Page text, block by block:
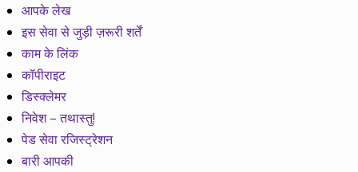
आपके लेख
इस सेवा से जुड़ी ज़रूरी शर्तें
काम के लिंक
कॉपीराइट
डिस्क्लेमर
निवेश – तथास्तु!
पेड सेवा रजिस्ट्रेशन
बारी आपकी